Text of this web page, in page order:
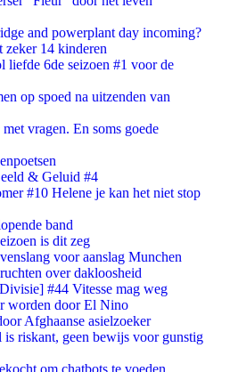
and powerplant day incoming?
14 kinderen
6de seizoen #1 voor de
op spoed na uitzenden van
vragen. En soms goede
& Geluid #4
#10 Helene je kan het niet stop
band
is dit zeg
voor aanslag Munchen
over dakloosheid
#44 Vitesse mag weg
worden door El Nino
Afghaanse asielzoeker
riskant, geen bewijs voor gunstig
om chatbots te voeden